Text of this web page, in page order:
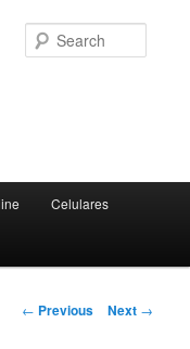
Celulares
Post
← Previous Next →